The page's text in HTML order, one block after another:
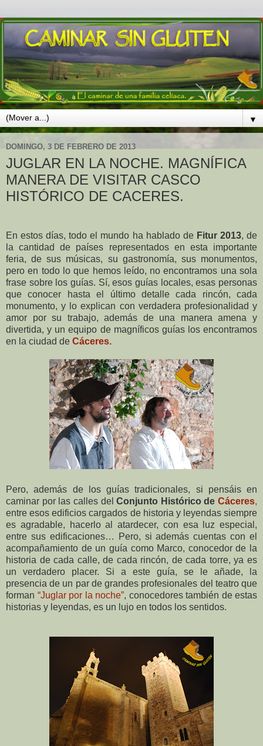
▼
DOMINGO, 3 DE FEBRERO DE 2013
JUGLAR EN LA NOCHE. MAGNÍFICA
MANERA DE VISITAR CASCO
HISTÓRICO DE CACERES.
En estos días, todo el mundo ha hablado de Fitur 2013, de
la cantidad de países representados en esta importante
feria, de sus músicas, su gastronomía, sus monumentos,
pero en todo lo que hemos leído, no encontramos una sola
frase sobre los guías. Sí, esos guías locales, esas personas
que conocer hasta el último detalle cada rincón, cada
monumento, y lo explican con verdadera profesionalidad y
amor por su trabajo, además de una manera amena y
divertida, y un equipo de magníficos guías los encontramos
en la ciudad de Cáceres.
Pero, además de los guías tradicionales, si pensáis en
caminar por las calles delConjunto Histórico de Cáceres,
entre esos edificios cargados de historia y leyendas siempre
es agradable, hacerlo al atardecer, con esa luz especial,
entre sus edificaciones… Pero, si además cuentas con el
acompañamiento de un guía como Marco, conocedor de la
historia de cada calle, de cada rincón, de cada torre, ya es
un verdadero placer. Si a este guía, se le añade, la
presencia de un par de grandes profesionales del teatro que
forman “Juglar por la noche”, conocedores también de estas
historias y leyendas, es un lujo en todos los sentidos.